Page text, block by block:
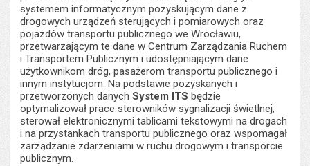
systemem informatycznym pozyskującym dane z
drogowych urządzeń sterujących i pomiarowych oraz
pojazdów transportu publicznego we Wrocławiu,
przetwarzającym te dane w Centrum Zarządzania Ruchem
i Transportem Publicznym i udostępniającym dane
użytkownikom dróg, pasażerom transportu publicznego i
innym instytucjom. Na podstawie pozyskanych i
przetworzonych danychSystem ITS będzie
optymalizował prace sterowników sygnalizacji świetlnej,
sterował elektronicznymi tablicami tekstowymi na drogach
i na przystankach transportu publicznego oraz wspomagał
zarządzanie zdarzeniami w ruchu drogowym i transporcie
publicznym.